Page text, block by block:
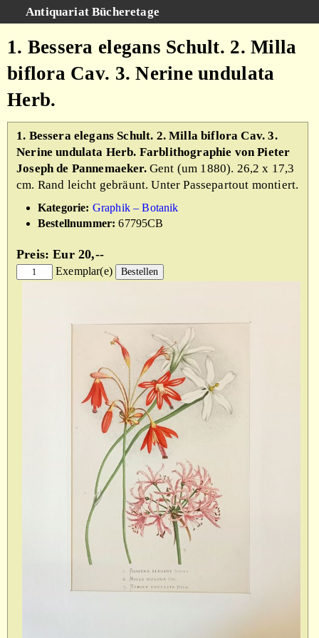
Antiquariat Bücheretage
Kategorien
Gesamtbestand
Warenkorb
AGB
Impressum
1. Bessera elegans Schult. 2. Milla
biflora Cav. 3. Nerine undulata
Herb.
1. Bessera elegans Schult. 2. Milla biflora Cav. 3.
Nerine undulata Herb. Farblithographie von Pieter
Joseph de Pannemaeker.Gent (um 1880). 26,2 x 17,3
cm. Rand leicht gebräunt. Unter Passepartout montiert.
Kategorie: Graphik – Botanik
Bestellnummer: 67795CB
Preis: Eur 20,--
Exemplar(e)